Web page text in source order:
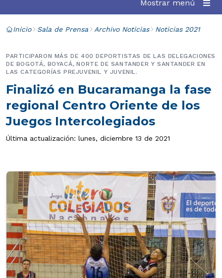
Mostrar menú
Inicio Sala de Prensa Archivo Noticias Noticias 2021
Finalizó en Bucaramanga la fase
regional Centro Oriente de los
Juegos Intercolegiados
PARTICIPARON MÁS DE 400 DEPORTISTAS DE LAS DELEGACIONES
DE BOGOTÁ, BOYACÁ, NORTE DE SANTANDER Y SANTANDER EN
LAS CATEGORÍAS PREJUVENIL Y JUVENIL.
Última actualización: lunes, diciembre 13 de 2021